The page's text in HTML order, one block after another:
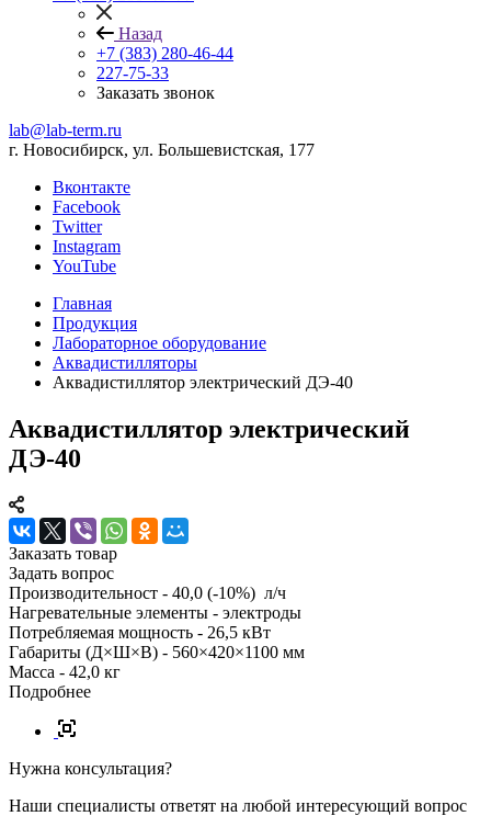
Назад
+7 (383) 280-46-44
227-75-33
Заказать звонок
lab@lab-term.ru
г. Новосибирск, ул. Большевистская, 177
Вконтакте
Facebook
Twitter
Instagram
YouTube
Главная
Продукция
Лабораторное оборудование
Аквадистилляторы
Аквадистиллятор электрический ДЭ-40
Аквадистиллятор электрический
ДЭ-40
Заказать товар
Задать вопрос
Производительност - 40,0 (-10%) л/ч
Нагревательные элементы - электроды
Потребляемая мощность - 26,5 кВт
Габариты (Д×Ш×В) - 560×420×1100 мм
Масса - 42,0 кг
Подробнее
Нужна консультация?
Наши специалисты ответят на любой интересующий вопрос